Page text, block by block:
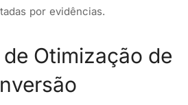
por evidências.
Otimização de